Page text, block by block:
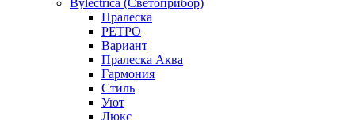
Bylectrica (Светоприбор)
Пралеска
РЕТРО
Вариант
Пралеска Аква
Гармония
Стиль
Уют
Люкс